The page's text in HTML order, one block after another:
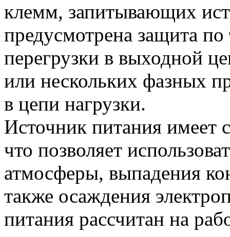
клемм, запитывающих
предусмотрена защита
перегрузки в выходной
или нескольких фазных
в цепи нагрузки.
Источник питания имеет
что позволяет
атмосферы, выпадения
также осаждения
питания рассчитан на